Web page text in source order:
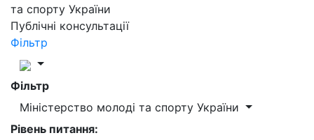
та спорту України
Публічні консультації
Фільтр
Фільтр
Міністерство молоді та спорту України
Рівень питання: